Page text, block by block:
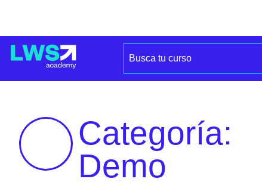
Categoría:
Demo